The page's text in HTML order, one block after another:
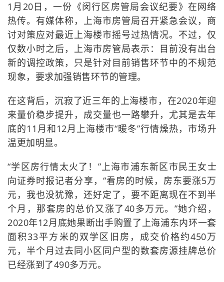
1月20日，一份《闵行区房管局会议纪要》在网络
热传。有媒体称，上海市房管局召开紧急会议，商
讨对策应对最近上海楼市摇号过热情况。不过，仅
仅数小时之后，上海市房管局表示：目前没有出台
新的调控政策，只是针对目前销售环节中的不规范
现象，要求加强销售环节的管理。
在这背后，沉寂了近三年的上海楼市，在2020年迎
来量价稳步提升，成交量也一路攀升，尤其是去年
底的11月和12月上海楼市“暖冬”行情燥热，市场升
温更加明显。
“学区房行情太火了！”上海市浦东新区市民王女士
向证券时报记者分享，“看房的时候，房东要涨5万
元，我也没犹豫，还好定了，要不距离现在不到半
个月，那套房的总价又涨了40多万元。”她介绍，
2020年12月底她果断出手购置了上海浦东内环一套
面积33平方米的双学区旧房，成交价格约450万
元，半个月过去同小区同户型的数套房源挂牌总价
已经涨到了490多万元。